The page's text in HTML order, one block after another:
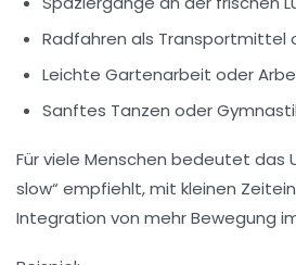
Radfahren als Transportmittel
Leichte Gartenarbeit oder
Sanftes Tanzen oder
Für viele Menschen bedeutet das
slow“ empfiehlt, mit kleinen
Integration von mehr Bewegung